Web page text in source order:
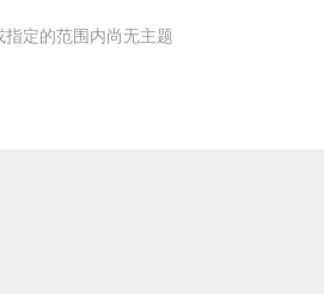
指定的范围内尚无主题